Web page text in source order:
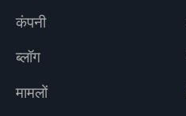
कंपनी
ब्लॉग
मामलों